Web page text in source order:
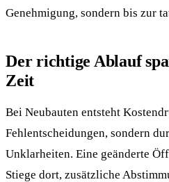
Genehmigung, sondern bis zur
Der richtige Ablauf
Zeit
Bei Neubauten entsteht
Fehlentscheidungen, sondern
Unklarheiten. Eine geänderte
Stiege dort, zusätzliche